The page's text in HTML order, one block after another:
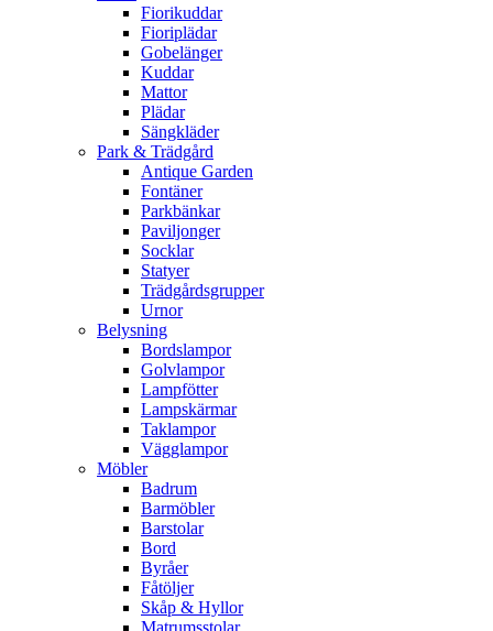
Fiorikuddar
Fioriplädar
Gobelänger
Kuddar
Mattor
Plädar
Sängkläder
Park & Trädgård
Antique Garden
Fontäner
Parkbänkar
Paviljonger
Socklar
Statyer
Trädgårdsgrupper
Urnor
Belysning
Bordslampor
Golvlampor
Lampfötter
Lampskärmar
Taklampor
Vägglampor
Möbler
Badrum
Barmöbler
Barstolar
Bord
Byråer
Fåtöljer
Skåp & Hyllor